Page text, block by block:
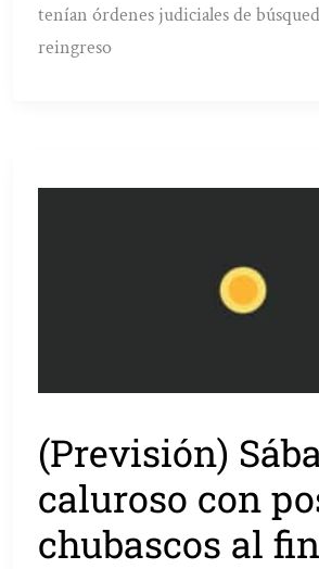
tenían órdenes judiciales de
reingreso
(Previsión)
caluroso con
chubascos al